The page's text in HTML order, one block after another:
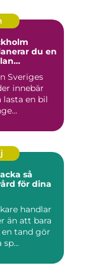
Sveriges
innebär
lasta en bil
så
för dina
handlar
än att bara
tand gör